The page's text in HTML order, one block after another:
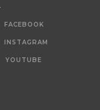
FACEBOOK
INSTAGRAM
YOUTUBE